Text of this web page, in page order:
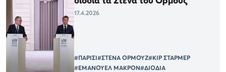
17.4.2026
#ΠΑΡΙΣΙ#ΣΤΕΝΑ ΟΡΜΟΥΖ#ΚΙΡ ΣΤΑΡΜΕΡ
#ΕΜΑΝΟΥΕΛ ΜΑΚΡΟΝ#ΔΙΟΔΙΑ